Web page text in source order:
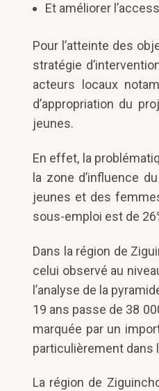
Et améliorer
Pour l’atteinte des
stratégie
acteurs locaux
d’appropriation du
jeunes.
En effet, la
la zone d’influence
jeunes et des
sous-emploi est de
Dans la région de
celui observé au
l’analyse de la
19 ans passe de 38
marquée par un
particulièrement dans
La région de